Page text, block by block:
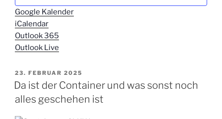
Google Kalender
iCalendar
Outlook 365
Outlook Live
VERÖFFENTLICHT
AM
23. FEBRUAR 2025
Da ist der Container und was sonst noch
alles geschehen ist